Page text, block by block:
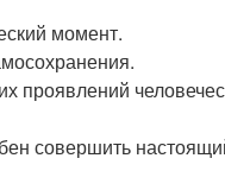
момент.
проявлений
совершить